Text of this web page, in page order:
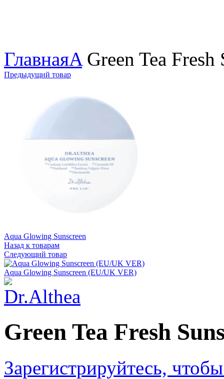
ГлавнаяAGreen Tea Fresh
Предыдущий товар
Aqua Glowing Sunscreen
Назад к товарам
Следующий товар
Aqua Glowing Sunscreen (EU/UK VER)
Green Tea Fresh
Зарегистрируйтесь,